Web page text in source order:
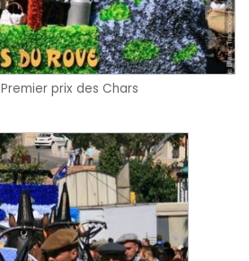
prix des Chars